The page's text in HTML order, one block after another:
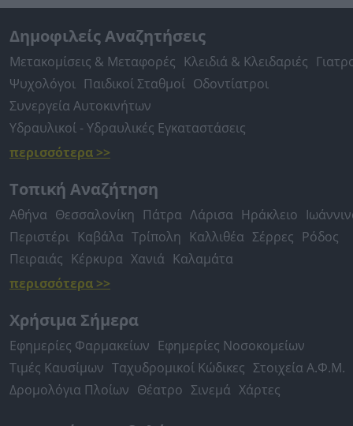
Δημοφιλείς Αναζητήσεις
Μετακομίσεις & Μεταφορές Κλειδιά & Κλειδαριές
Ψυχολόγοι Παιδικοί Σταθμοί Οδοντίατροι
Συνεργεία Αυτοκινήτων
Υδραυλικοί - Υδραυλικές Εγκαταστάσεις
περισσότερα >>
Τοπική Αναζήτηση
Αθήνα Θεσσαλονίκη Πάτρα Λάρισα Ηράκλειο
Περιστέρι Καβάλα Τρίπολη Καλλιθέα Σέρρες Ρόδος
Πειραιάς Κέρκυρα Χανιά Καλαμάτα
περισσότερα >>
Χρήσιμα Σήμερα
Εφημερίες Φαρμακείων Εφημερίες Νοσοκομείων
Τιμές Καυσίμων Ταχυδρομικοί Κώδικες Στοιχεία Α.Φ.Μ.
Δρομολόγια Πλοίων Θέατρο Σινεμά Χάρτες